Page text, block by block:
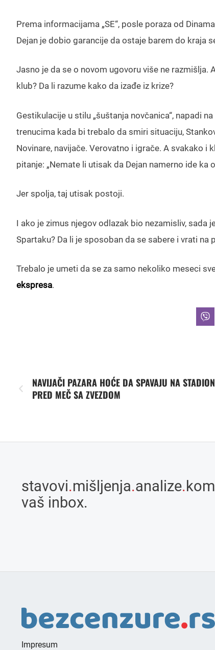
Prema informacijama „SE“, posle poraza od
Dejan je dobio garancije da ostaje barem do kraja
Jasno je da se o novom ugovoru više ne
klub? Da li razume kako da izađe iz krize?
Gestikulacije u stilu „šuštanja novčanica“, napadi
trenucima kada bi trebalo da smiri situaciju,
Novinare, navijače. Verovatno i igrače. A svakako
pitanje: „Nemate li utisak da Dejan namerno ide ka
Jer spolja, taj utisak postoji.
I ako je zimus njegov odlazak bio nezamisliv,
Spartaku? Da li je sposoban da se sabere i vrati na
Trebalo je umeti da se za samo nekoliko meseci
ekspresa.
NAVIJAČI PAZARA HOĆE DA SPAVAJU NA
PRED MEČ SA ZVEZDOM
stavovi.mišljenja.analize.
vaš inbox.
Impresum